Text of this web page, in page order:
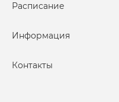
Расписание
Информация
Контакты